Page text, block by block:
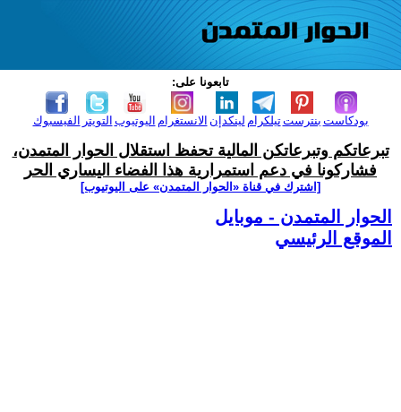
تابعونا على:
الفيسبوك التويتر اليوتيوب الانستغرام لينكدإن تيلكرامبنترست بودكاست
تبرعاتكم وتبرعاتكن المالية تحفظ استقلال الحوار المتمدن،
فشاركونا في دعم استمرارية هذا الفضاء اليساري الحر
[اشترك في قناة ‫«الحوار المتمدن» على اليوتيوب]
الحوار المتمدن - موبايل
الموقع الرئيسي